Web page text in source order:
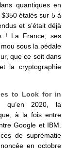
quantiques en
étalés sur 5 à
et s’était déjà
! La France, ses
sous la pédale
que ce soit dans
la cryptographie
to Look for in
qu’en 2020, la
à la fois entre
Google et IBM.
de suprématie
en octobre